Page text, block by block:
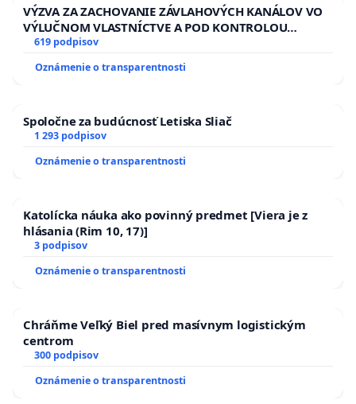
VÝZVA ZA ZACHOVANIE ZÁVLAHOVÝCH KANÁLOV VO
VÝLUČNOM VLASTNÍCTVE A POD KONTROLOU
SLOVENSKEJ REPUBLIKY & žiadosť na riešenie
kanálov na Slovensku
619 podpisov
Oznámenie o transparentnosti
Spoločne za budúcnosť Letiska Sliač
1 293 podpisov
Oznámenie o transparentnosti
Katolícka náuka ako povinný predmet [Viera je z
hlásania (Rim 10, 17)]
3 podpisov
Oznámenie o transparentnosti
Chráňme Veľký Biel pred masívnym logistickým
centrom
300 podpisov
Oznámenie o transparentnosti